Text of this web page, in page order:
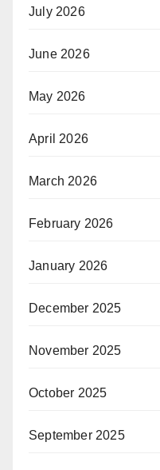
July 2026
June 2026
May 2026
April 2026
March 2026
February 2026
January 2026
December 2025
November 2025
October 2025
September 2025